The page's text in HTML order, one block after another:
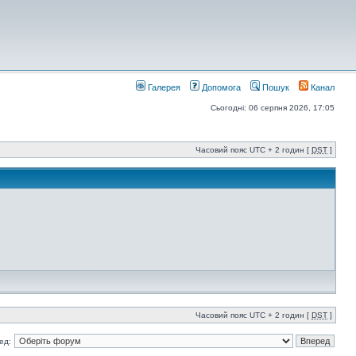
Галерея Допомога Пошук Канал
Сьогодні: 06 серпня 2026, 17:05
Часовий пояс UTC + 2 годин [ DST ]
Часовий пояс UTC + 2 годин [ DST ]